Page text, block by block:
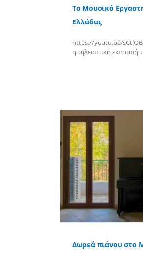
Το Μουσικό
Ελλάδας
https://youtu.be/
η τηλεοπτική εκπομπή
Δωρεά πιάνου στο